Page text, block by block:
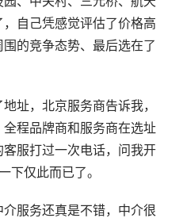
自己凭感觉评估了价格高
的竞争态势、最后选在了
址，北京服务商告诉我，
程品牌商和服务商在选址
服打过一次电话，问我开
下仅此而已了。
服务还真是不错，中介很